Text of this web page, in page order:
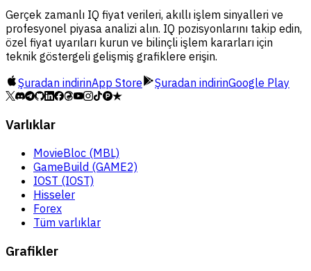
Gerçek zamanlı IQ fiyat verileri, akıllı işlem sinyalleri ve
profesyonel piyasa analizi alın. IQ pozisyonlarını takip edin,
özel fiyat uyarıları kurun ve bilinçli işlem kararları için
teknik göstergeli gelişmiş grafiklere erişin.
Şuradan indirinApp Store Şuradan indirinGoogle Play
Varlıklar
MovieBloc (MBL)
GameBuild (GAME2)
IOST (IOST)
Hisseler
Forex
Tüm varlıklar
Grafikler